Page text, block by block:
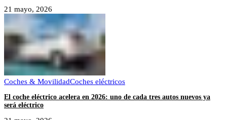
21 mayo, 2026
Coches & MovilidadCoches eléctricos
El coche eléctrico acelera en 2026: uno de cada tres autos nuevos ya
será eléctrico